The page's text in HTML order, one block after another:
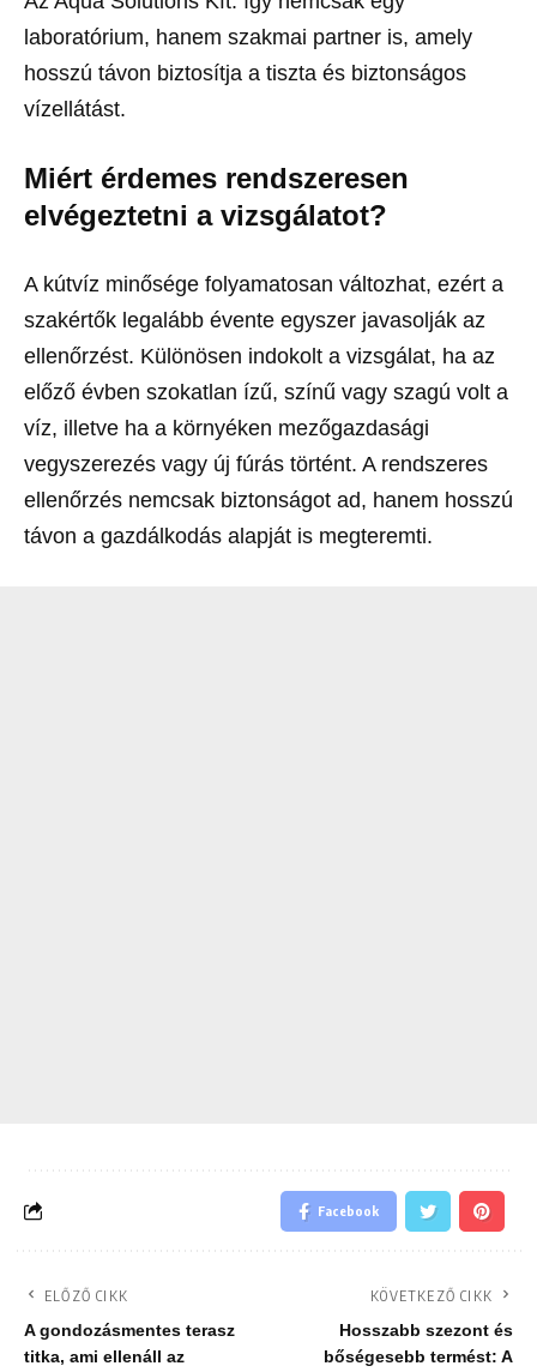
laboratórium, hanem szakmai partner is, amely
hosszú távon biztosítja a tiszta és biztonságos
vízellátást.
Miért érdemes rendszeresen
elvégeztetni a vizsgálatot?
A kútvíz minősége folyamatosan változhat, ezért a
szakértők legalább évente egyszer javasolják az
ellenőrzést. Különösen indokolt a vizsgálat, ha az
előző évben szokatlan ízű, színű vagy szagú volt a
víz, illetve ha a környéken mezőgazdasági
vegyszerezés vagy új fúrás történt. A rendszeres
ellenőrzés nemcsak biztonságot ad, hanem hosszú
távon a gazdálkodás alapját is megteremti.
Facebook
ELŐZŐ CIKK
A gondozásmentes terasz
titka, ami ellenáll az
KÖVETKEZŐ CIKK
Hosszabb szezont és
bőségesebb termést: A